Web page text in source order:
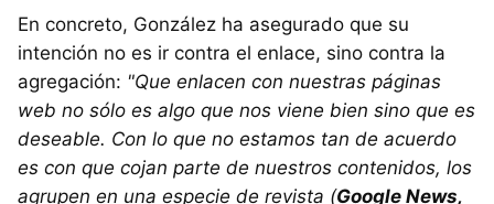
En concreto, González ha asegurado que su
intención no es ir contra el enlace, sino contra la
agregación: "Que enlacen con nuestras páginas
web no sólo es algo que nos viene bien sino que es
deseable. Con lo que no estamos tan de acuerdo
es con que cojan parte de nuestros contenidos, los
agrupen en una especie de revista (Google News,